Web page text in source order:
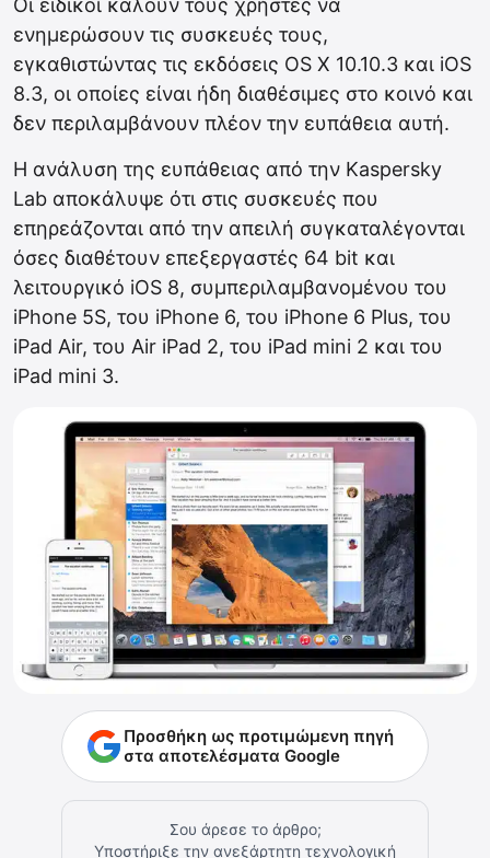
Οι ειδικοί καλούν τους χρήστες να
ενημερώσουν τις συσκευές τους,
εγκαθιστώντας τις εκδόσεις OS X 10.10.3 και iOS
8.3, οι οποίες είναι ήδη διαθέσιμες στο κοινό και
δεν περιλαμβάνουν πλέον την ευπάθεια αυτή.
Η ανάλυση της ευπάθειας από την Kaspersky
Lab αποκάλυψε ότι στις συσκευές που
επηρεάζονται από την απειλή συγκαταλέγονται
όσες διαθέτουν επεξεργαστές 64 bit και
λειτουργικό iOS 8, συμπεριλαμβανομένου του
iPhone 5S, του iPhone 6, του iPhone 6 Plus, του
iPad Air, του Air iPad 2, του iPad mini 2 και του
iPad mini 3.
Προσθήκη ως προτιμώμενη πηγή
στα αποτελέσματα Google
Σου άρεσε το άρθρο;
Υποστήριξε την ανεξάρτητη τεχνολογική